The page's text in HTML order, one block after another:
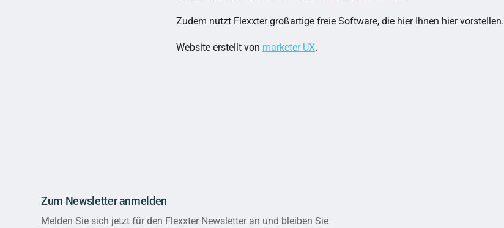
Zudem nutzt Flexxter großartige freie Software, die hier Ihnen hier vorstellen.
Website erstellt von marketer UX.
Zum Newsletter anmelden
Melden Sie sich jetzt für den Flexxter Newsletter an und bleiben Sie